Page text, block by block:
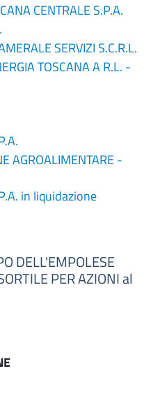
CENTRALE S.P.A.
SERVIZI S.C.R.L.
TOSCANA A R.L. -
AGROALIMENTARE -
in liquidazione
DELL'EMPOLESE
PER AZIONI al